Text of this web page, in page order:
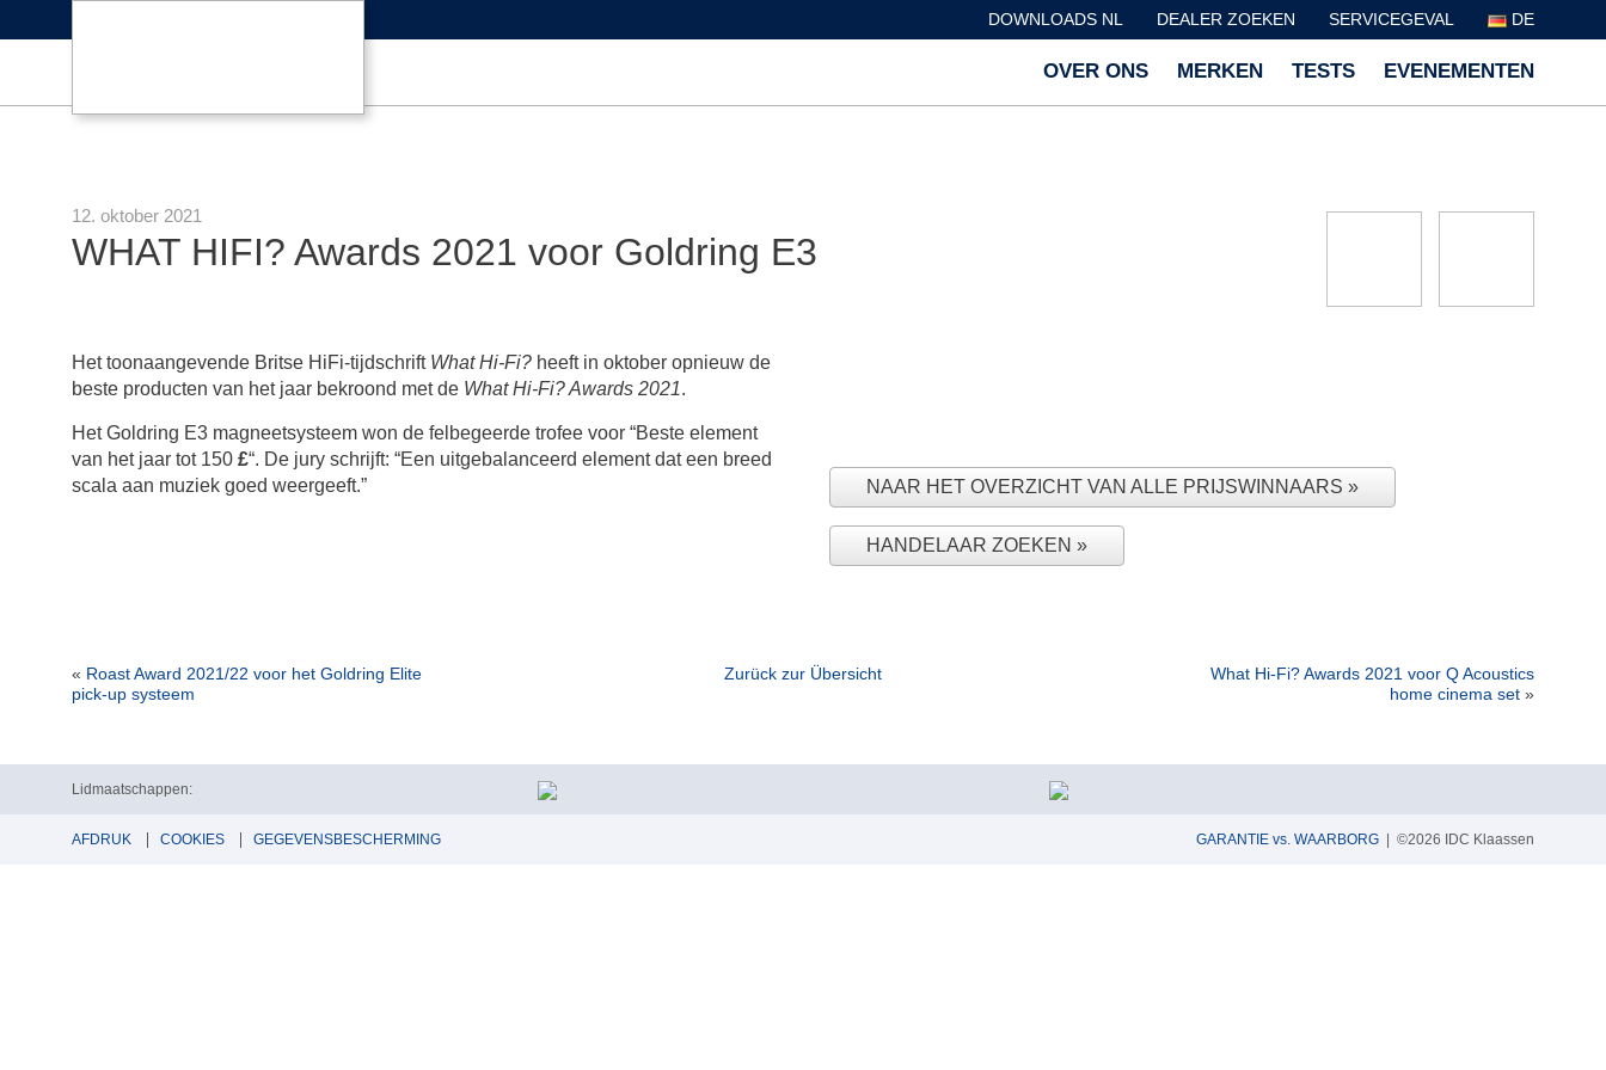
DOWNLOADS NL DEALER ZOEKEN SERVICEGEVAL DE
OVER ONS MERKEN TESTS EVENEMENTEN
12. oktober 2021
WHAT HIFI? Awards 2021 voor Goldring E3
Het toonaangevende Britse HiFi-tijdschrift What Hi-Fi? heeft in oktober opnieuw de
beste producten van het jaar bekroond met de What Hi-Fi? Awards 2021.
Het Goldring E3 magneetsysteem won de felbegeerde trofee voor “Beste element
van het jaar tot 150 £“. De jury schrijft: “Een uitgebalanceerd element dat een breed
scala aan muziek goed weergeeft.”
NAAR HET OVERZICHT VAN ALLE PRIJSWINNAARS
HANDELAAR ZOEKEN
« Roast Award 2021/22 voor het Goldring Elite
pick-up systeem
Zurück zur Übersicht
What Hi-Fi? Awards 2021 voor Q Acoustics
home cinema set »
Lidmaatschappen:
AFDRUK COOKIES GEGEVENSBESCHERMING GARANTIE vs. WAARBORG | ©2026 IDC Klaassen